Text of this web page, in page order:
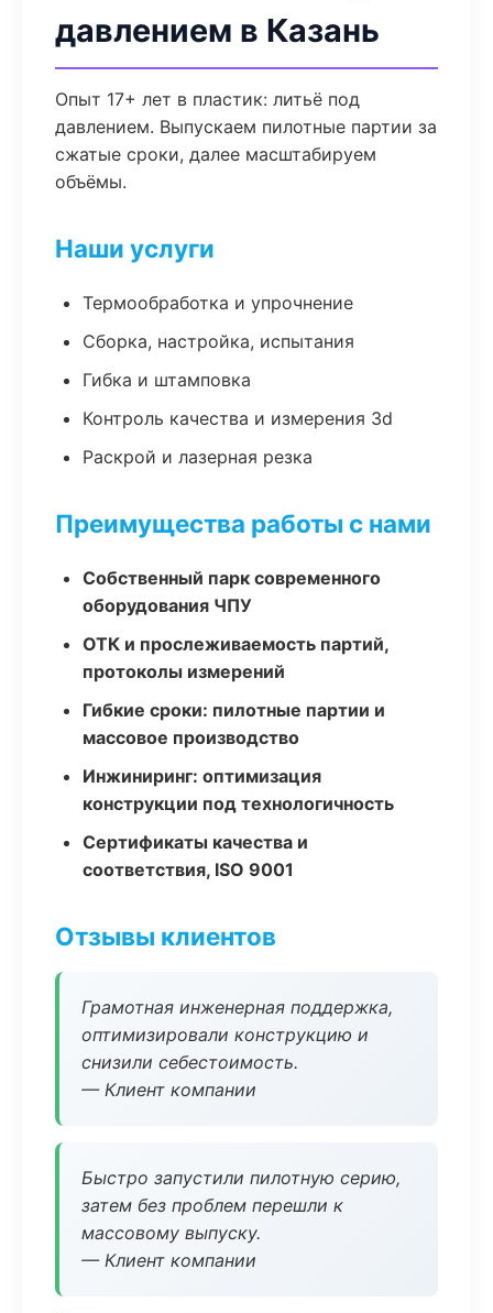
давлением в Казань
Опыт 17+ лет в пластик: литьё под
давлением. Выпускаем пилотные партии за
сжатые сроки, далее масштабируем
объёмы.
Наши услуги
Термообработка и упрочнение
Сборка, настройка, испытания
Гибка и штамповка
Контроль качества и измерения 3d
Раскрой и лазерная резка
Преимущества работы с нами
Собственный парк современного
оборудования ЧПУ
ОТК и прослеживаемость партий,
протоколы измерений
Гибкие сроки: пилотные партии и
массовое производство
Инжиниринг: оптимизация
конструкции под технологичность
Сертификаты качества и
соответствия, ISO 9001
Отзывы клиентов
Грамотная инженерная поддержка,
оптимизировали конструкцию и
снизили себестоимость.
— Клиент компании
Быстро запустили пилотную серию,
затем без проблем перешли к
массовому выпуску.
— Клиент компании